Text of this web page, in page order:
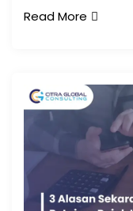
Read More